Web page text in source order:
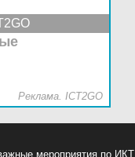
Реклама. ICT2GO
мероприятия по ИКТ